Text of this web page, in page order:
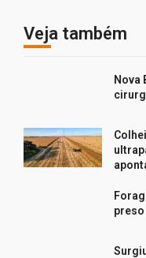
Veja também
Nova
preso